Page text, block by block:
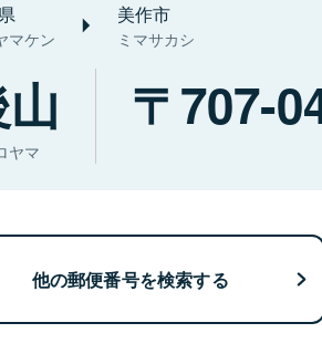
マケン
美作市
ミマサカシ
ヤマ
707-
他の郵便番号を検索する